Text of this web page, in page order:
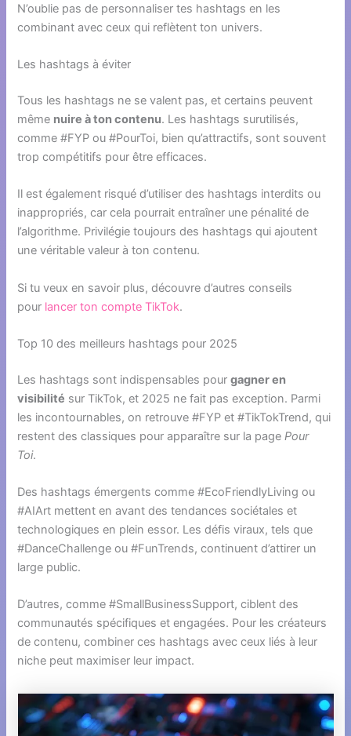
N’oublie pas de personnaliser tes hashtags en les
combinant avec ceux qui reflètent ton univers.
Les hashtags à éviter
Tous les hashtags ne se valent pas, et certains peuvent
même nuire à ton contenu. Les hashtags surutilisés,
comme #FYP ou #PourToi, bien qu’attractifs, sont souvent
trop compétitifs pour être efficaces.
Il est également risqué d’utiliser des hashtags interdits ou
inappropriés, car cela pourrait entraîner une pénalité de
l’algorithme. Privilégie toujours des hashtags qui ajoutent
une véritable valeur à ton contenu.
Si tu veux en savoir plus, découvre d’autres conseils
pour lancer ton compte TikTok.
Top 10 des meilleurs hashtags pour 2025
Les hashtags sont indispensables pourgagner en
visibilité sur TikTok, et 2025 ne fait pas exception. Parmi
les incontournables, on retrouve #FYP et #TikTokTrend, qui
restent des classiques pour apparaître sur la pagePour
Toi.
Des hashtags émergents comme #EcoFriendlyLiving ou
#AIArt mettent en avant des tendances sociétales et
technologiques en plein essor. Les défis viraux, tels que
#DanceChallenge ou #FunTrends, continuent d’attirer un
large public.
D’autres, comme #SmallBusinessSupport, ciblent des
communautés spécifiques et engagées. Pour les créateurs
de contenu, combiner ces hashtags avec ceux liés à leur
niche peut maximiser leur impact.